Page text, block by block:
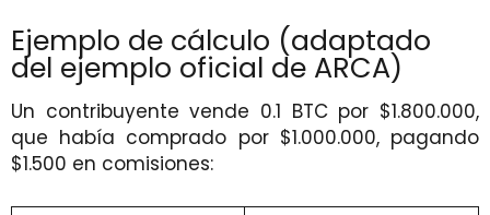
Ejemplo de cálculo (adaptado
del ejemplo oficial de ARCA)
Un contribuyente vende 0.1 BTC por $1.800.000,
que había comprado por $1.000.000, pagando
$1.500 en comisiones: